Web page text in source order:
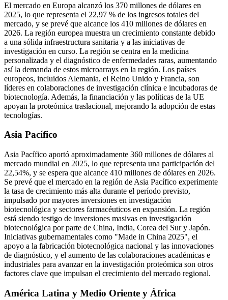
El mercado en Europa alcanzó los 370 millones de dólares en
2025, lo que representa el 22,97 % de los ingresos totales del
mercado, y se prevé que alcance los 410 millones de dólares en
2026. La región europea muestra un crecimiento constante debido
a una sólida infraestructura sanitaria y a las iniciativas de
investigación en curso. La región se centra en la medicina
personalizada y el diagnóstico de enfermedades raras, aumentando
así la demanda de estos microarrays en la región. Los países
europeos, incluidos Alemania, el Reino Unido y Francia, son
líderes en colaboraciones de investigación clínica e incubadoras de
biotecnología. Además, la financiación y las políticas de la UE
apoyan la proteómica traslacional, mejorando la adopción de estas
tecnologías.
Asia Pacífico
Asia Pacífico aportó aproximadamente 360 ​​millones de dólares al
mercado mundial en 2025, lo que representa una participación del
22,54%, y se espera que alcance 410 millones de dólares en 2026.
Se prevé que el mercado en la región de Asia Pacífico experimente
la tasa de crecimiento más alta durante el período previsto,
impulsado por mayores inversiones en investigación
biotecnológica y sectores farmacéuticos en expansión. La región
está siendo testigo de inversiones masivas en investigación
biotecnológica por parte de China, India, Corea del Sur y Japón.
Iniciativas gubernamentales como "Made in China 2025", el
apoyo a la fabricación biotecnológica nacional y las innovaciones
de diagnóstico, y el aumento de las colaboraciones académicas e
industriales para avanzar en la investigación proteómica son otros
factores clave que impulsan el crecimiento del mercado regional.
América Latina y Medio Oriente y África